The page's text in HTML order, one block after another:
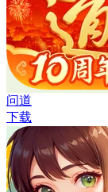
问道
下载